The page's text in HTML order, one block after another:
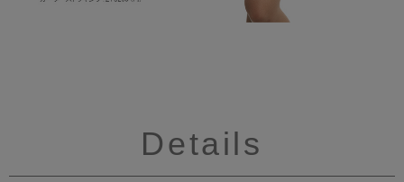
Details